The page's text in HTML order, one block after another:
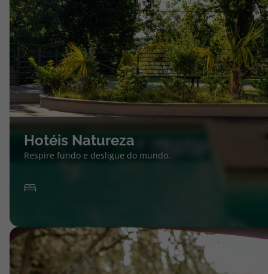
Hotéis Natureza
Respire fundo e desligue do mundo.